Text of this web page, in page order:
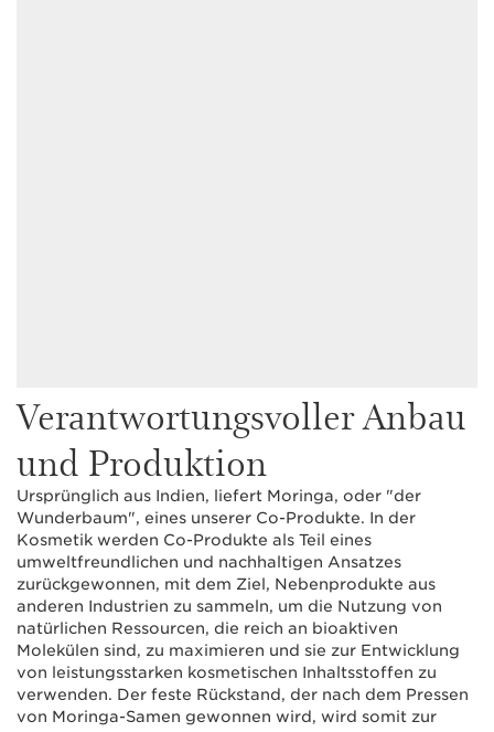
Verantwortungsvoller Anbau
und Produktion
Ursprünglich aus Indien, liefert Moringa, oder "der
Wunderbaum", eines unserer Co-Produkte. In der
Kosmetik werden Co-Produkte als Teil eines
umweltfreundlichen und nachhaltigen Ansatzes
zurückgewonnen, mit dem Ziel, Nebenprodukte aus
anderen Industrien zu sammeln, um die Nutzung von
natürlichen Ressourcen, die reich an bioaktiven
Molekülen sind, zu maximieren und sie zur Entwicklung
von leistungsstarken kosmetischen Inhaltsstoffen zu
verwenden. Der feste Rückstand, der nach dem Pressen
von Moringa-Samen gewonnen wird, wird somit zur